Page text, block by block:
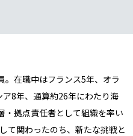
。在職中はフランス5年、オラ
8年、通算約26年にわたり海
・拠点責任者として組織を率い
て関わったのち、新たな挑戦と